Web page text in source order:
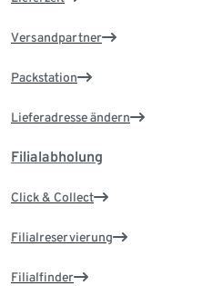
Versandpartner
Packstation
Lieferadresse ändern
Filialabholung
Click & Collect
Filialreservierung
Filialfinder